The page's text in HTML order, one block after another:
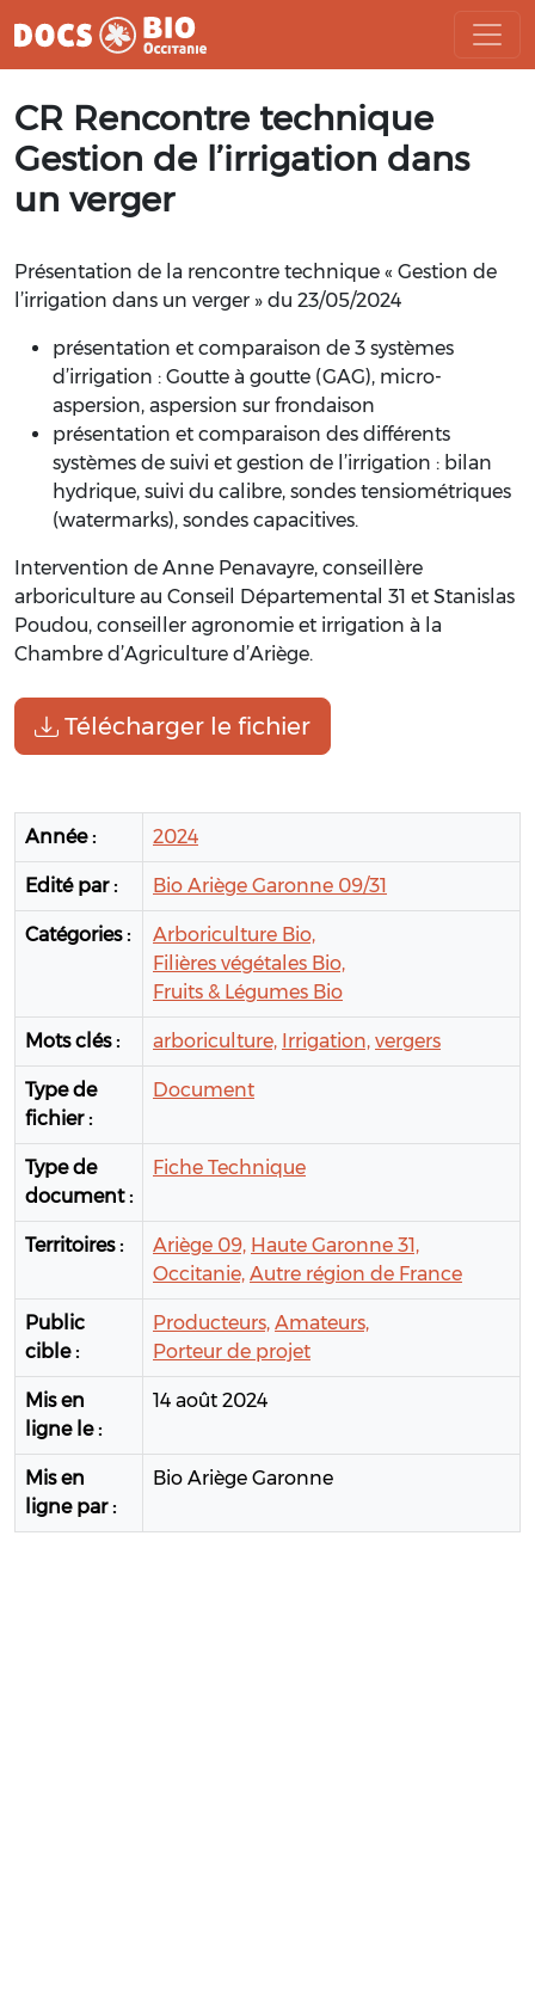
au
contenu
CR Rencontre technique
Gestion de l’irrigation dans
un verger
Présentation de la rencontre technique « Gestion de
l’irrigation dans un verger » du 23/05/2024
présentation et comparaison de 3 systèmes
d’irrigation : Goutte à goutte (GAG), micro-
aspersion, aspersion sur frondaison
présentation et comparaison des différents
systèmes de suivi et gestion de l’irrigation : bilan
hydrique, suivi du calibre, sondes tensiométriques
(watermarks), sondes capacitives.
Intervention de Anne Penavayre, conseillère
arboriculture au Conseil Départemental 31 et Stanislas
Poudou, conseiller agronomie et irrigation à la
Chambre d’Agriculture d’Ariège.
Télécharger le fichier
Année : 2024
Edité par : Bio Ariège Garonne 09/31
Catégories :
Arboriculture Bio,
Filières végétales Bio,
Fruits & Légumes Bio
Mots clés : arboriculture, Irrigation, vergers
Type de
fichier :
Document
Type de
document :
Fiche Technique
Territoires : Ariège 09, Haute Garonne 31,
Occitanie, Autre région de France
Public
cible :
Producteurs, Amateurs,
Porteur de projet
Mis en
ligne le :
14 août 2024
Mis en
ligne par :
Bio Ariège Garonne